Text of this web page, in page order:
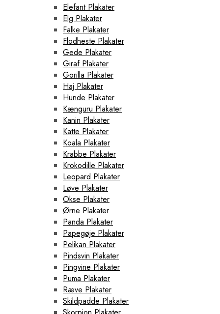
Elefant Plakater
Elg Plakater
Falke Plakater
Flodheste Plakater
Gede Plakater
Giraf Plakater
Gorilla Plakater
Haj Plakater
Hunde Plakater
Kænguru Plakater
Kanin Plakater
Katte Plakater
Koala Plakater
Krabbe Plakater
Krokodille Plakater
Leopard Plakater
Løve Plakater
Okse Plakater
Ørne Plakater
Panda Plakater
Papegøje Plakater
Pelikan Plakater
Pindsvin Plakater
Pingvine Plakater
Puma Plakater
Ræve Plakater
Skildpadde Plakater